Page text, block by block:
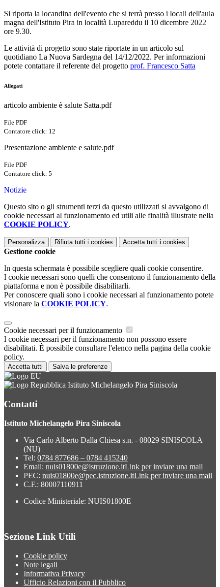
Si riporta la locandina dell'evento che si terrà presso i locali dell'aula
magna dell'Istituto Pira in località Lupareddu il 10 dicembre 2022
ore 9.30.
Le attività di progetto sono state riportate in un articolo sul
quotidiano La Nuova Sardegna del 14/12/2022. Per informazioni
potete contattare il referente del progetto prof. Francesco Satta
Allegati
articolo ambiente è salute Satta.pdf
File PDF
Contatore click: 12
Presentazione ambiente e salute.pdf
File PDF
Contatore click: 5
Notizie
Questo sito o gli strumenti terzi da questo utilizzati si avvalgono di
cookie necessari al funzionamento ed utili alle finalità illustrate nella
COOKIE POLICY.
Personalizza Rifiuta tutti i cookies Accetta tutti i cookies
Gestione cookie
In questa schermata è possibile scegliere quali cookie consentire.
I cookie necessari sono quelli che consentono il funzionamento della
piattaforma e non è possibile disabilitarli.
Per conoscere quali sono i cookie necessari al funzionamento potete
visionare la COOKIE POLICY.
Cookie necessari per il funzionamento
I cookie necessari per il funzionamento non possono essere
disabilitati. È possibile consultare l'elenco nella pagina della cookie
policy.
Accetta tutti Salva le preferenze
Istituto Michelangelo Pira Siniscola
Contatti
Istituto Michelangelo Pira Siniscola
Via Carlo Alberto Dalla Chiesa s.n. - 08029 SINISCOLA
(NU)
Tel: 0784 877686 – 0784 415240
Email: nuis01800e@istruzione.itLink per inviare una mail
PEC: nuis01800e@pec.istruzione.itLink per inviare una mail
C.F.: 80007110911
Codice Ministeriale: NUIS01800E
Sezione Link Utili
Cookie policy
Note legali
Informativa Privacy
Ufficio Relazioni con il Pubblico